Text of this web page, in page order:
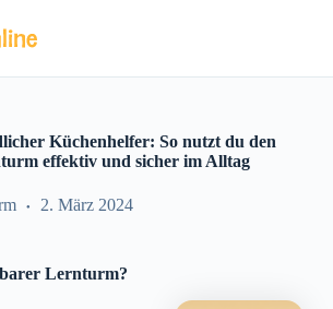
Küchenhelfer: So nutzt du den
effektiv und sicher im Alltag
2. März 2024
Lernturm?